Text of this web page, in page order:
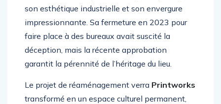
son esthétique industrielle et son envergure
impressionnante. Sa fermeture en 2023 pour
faire place à des bureaux avait suscité la
déception, mais la récente approbation
garantit la pérennité de l’héritage du lieu.
Le projet de réaménagement verra Printworks
transformé en un espace culturel permanent,